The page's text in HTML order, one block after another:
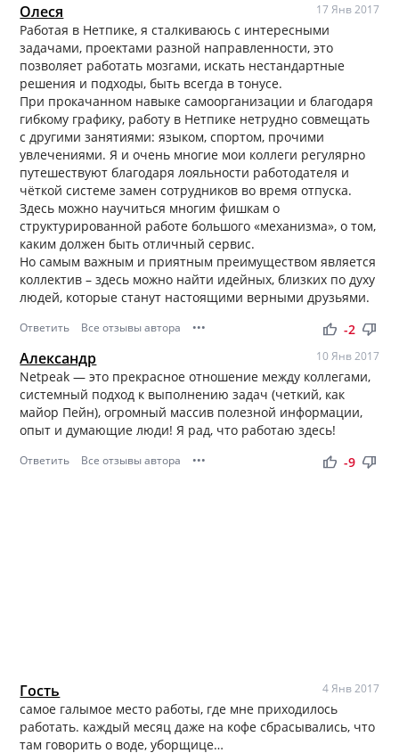
Олеся 17 Янв 2017
Работая в Нетпике, я сталкиваюсь с интересными
задачами, проектами разной направленности, это
позволяет работать мозгами, искать нестандартные
решения и подходы, быть всегда в тонусе.
При прокачанном навыке самоорганизации и благодаря
гибкому графику, работу в Нетпике нетрудно совмещать
с другими занятиями: языком, спортом, прочими
увлечениями. Я и очень многие мои коллеги регулярно
путешествуют благодаря лояльности работодателя и
чёткой системе замен сотрудников во время отпуска.
Здесь можно научиться многим фишкам о
структурированной работе большого «механизма», о том,
каким должен быть отличный сервис.
Но самым важным и приятным преимуществом является
коллектив – здесь можно найти идейных, близких по духу
людей, которые станут настоящими верными друзьями.
Ответить Все отзывы автора ••• thumb_up thumb_down
-2
Александр 10 Янв 2017
Netpeak — это прекрасное отношение между коллегами,
системный подход к выполнению задач (четкий, как
майор Пейн), огромный массив полезной информации,
опыт и думающие люди! Я рад, что работаю здесь!
Ответить Все отзывы автора ••• thumb_up thumb_down
-9
Гость 4 Янв 2017
самое галымое место работы, где мне приходилось
работать. каждый месяц даже на кофе сбрасывались, что
там говорить о воде, уборщице…